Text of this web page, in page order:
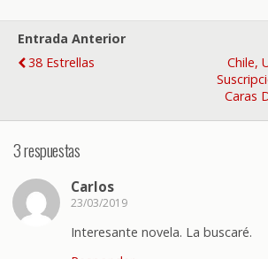
Entrada Anterior
38 Estrellas
Chile,
Caras
3 respuestas
Carlos
23/03/2019
Interesante novela. La buscaré.